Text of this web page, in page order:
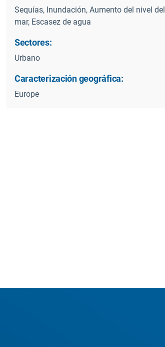
Sequías, Inundación, Aumento del nivel del
mar, Escasez de agua
Sectores:
Urbano
Caracterización geográfica:
Europe